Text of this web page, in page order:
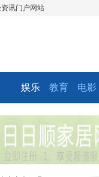
讯门户网站
娱乐 教育 电影